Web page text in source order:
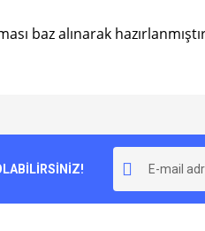
baz alınarak